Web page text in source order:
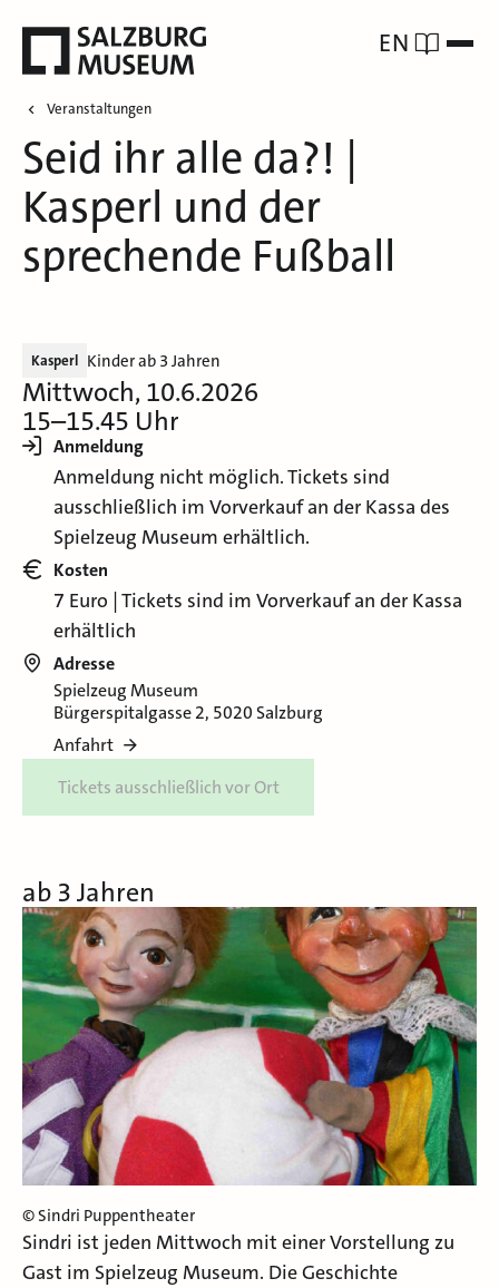
EN
Veranstaltungen
Seid ihr alle da?! |
Kasperl und der
sprechende Fußball
Kasperl Kinder ab 3 Jahren
Mittwoch, 10.6.2026
15–15.45 Uhr
Anmeldung
Anmeldung nicht möglich. Tickets sind
ausschließlich im Vorverkauf an der Kassa des
Spielzeug Museum erhältlich.
Kosten
7 Euro | Tickets sind im Vorverkauf an der Kassa
erhältlich
Adresse
Spielzeug Museum
Bürgerspitalgasse 2, 5020 Salzburg
Anfahrt
Tickets ausschließlich vor Ort
ab 3 Jahren
© Sindri Puppentheater
Sindri ist jeden Mittwoch mit einer Vorstellung zu
Gast im Spielzeug Museum. Die Geschichte